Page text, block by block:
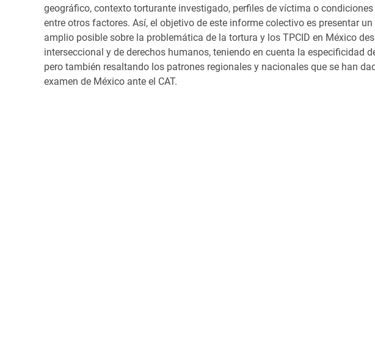
geográfico, contexto torturante investigado, perfiles de víctima o
entre otros factores. Así, el objetivo de este informe colectivo es presentar
amplio posible sobre la problemática de la tortura y los TPCID en México
interseccional y de derechos humanos, teniendo en cuenta la especificidad
pero también resaltando los patrones regionales y nacionales que se han
examen de México ante el CAT.